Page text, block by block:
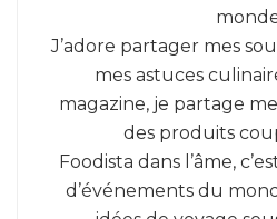
J’adore partager mes
mes astuces
magazine, je partage
des produits
Foodista dans l’âme,
d’événements du